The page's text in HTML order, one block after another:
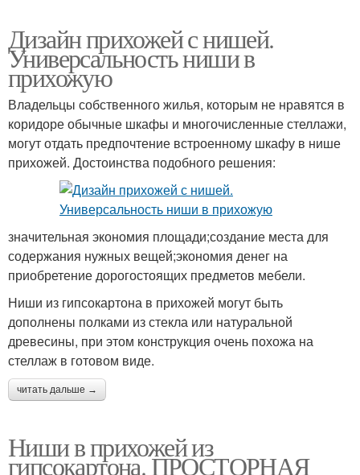
Дизайн прихожей с нишей.
Универсальность ниши в
прихожую
Владельцы собственного жилья, которым не нравятся в
коридоре обычные шкафы и многочисленные стеллажи,
могут отдать предпочтение встроенному шкафу в нише
прихожей. Достоинства подобного решения:
значительная экономия площади;создание места для
содержания нужных вещей;экономия денег на
приобретение дорогостоящих предметов мебели.
Ниши из гипсокартона в прихожей могут быть
дополнены полками из стекла или натуральной
древесины, при этом конструкция очень похожа на
стеллаж в готовом виде.
читать дальше →
Ниши в прихожей из
гипсокартона. ПРОСТОРНАЯ